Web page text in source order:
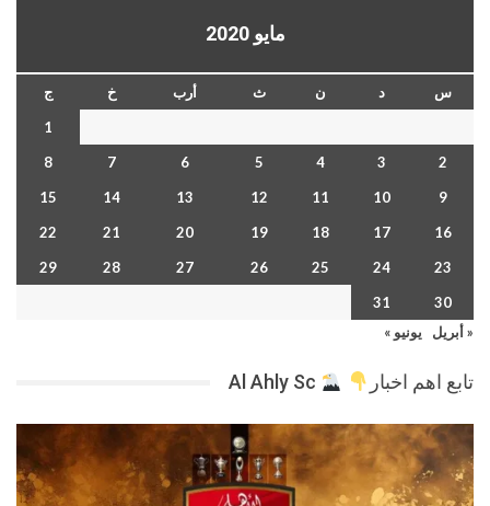
مايو 2020
س د ن ث أرب خ
ج
1
2
3
4
5
6
7
8
9
10
11
12
13
14
15
16
17
18
19
20
21
22
23
24
25
26
27
28
29
30
31
« أبريل
يونيو »
تابع اهم اخبار